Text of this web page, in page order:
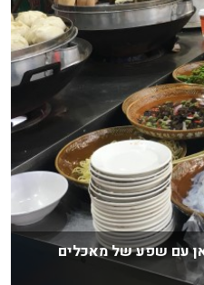
עם שפע של מאכלים